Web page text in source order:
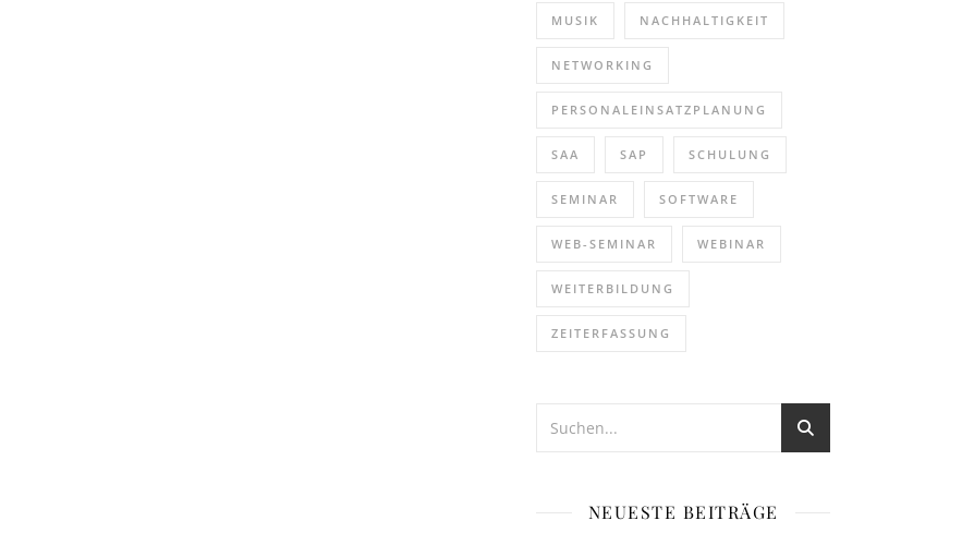
MUSIK NACHHALTIGKEIT
NETWORKING
PERSONALEINSATZPLANUNG
SAA SAP SCHULUNG
SEMINAR SOFTWARE
WEB-SEMINAR WEBINAR
WEITERBILDUNG
ZEITERFASSUNG
NEUESTE BEITRÄGE